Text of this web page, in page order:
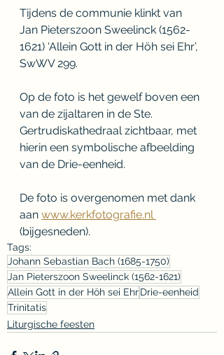
Tijdens de communie klinkt van
Jan Pieterszoon Sweelinck (1562-
1621) ‘Allein Gott in der Höh sei Ehr’,
SwWV 299.
Op de foto is het gewelf boven een
van de zijaltaren in de Ste.
Gertrudiskathedraal zichtbaar, met
hierin een symbolische afbeelding
van de Drie-eenheid.
De foto is overgenomen met dank
aan www.kerkfotografie.nl
(bijgesneden).
Tags:
Johann Sebastian Bach (1685-1750)
Jan Pieterszoon Sweelinck (1562-1621)
Allein Gott in der Höh sei EhrDrie-eenheid
Trinitatis
Liturgische feesten